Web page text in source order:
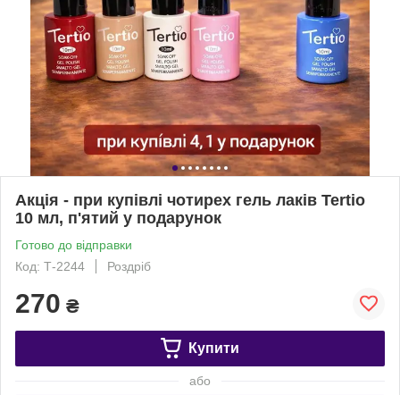
Акція - при купівлі чотирех гель лаків Tertio
10 мл, п'ятий у подарунок
Готово до відправки
Код: Т-2244
Роздріб
270 ₴
Купити
або